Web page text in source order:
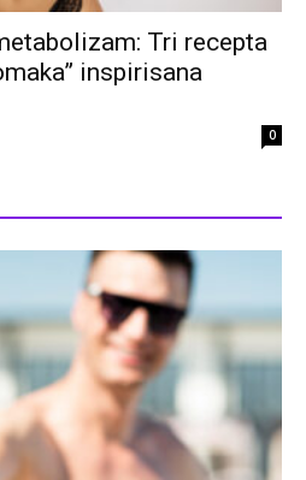
Tri recepta
inspirisana
0